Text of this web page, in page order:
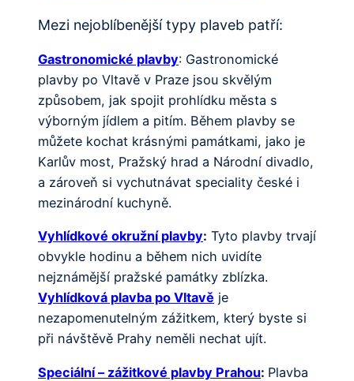
Mezi nejoblíbenější typy plaveb patří:
Gastronomické plavby: Gastronomické
plavby po Vltavě v Praze jsou skvělým
způsobem, jak spojit prohlídku města s
výborným jídlem a pitím. Během plavby se
můžete kochat krásnými památkami, jako je
Karlův most, Pražský hrad a Národní divadlo,
a zároveň si vychutnávat speciality české i
mezinárodní kuchyně.
Vyhlídkové okružní plavby: Tyto plavby trvají
obvykle hodinu a během nich uvidíte
nejznámější pražské památky zblízka.
Vyhlídková plavba po Vltavě je
nezapomenutelným zážitkem, který byste si
při návštěvě Prahy neměli nechat ujít.
Speciální – zážitkové plavby Prahou: Plavba